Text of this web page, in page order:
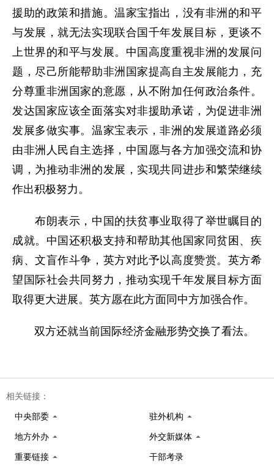
援助的政策和措施。温家宝指出，没有非洲的和平
与发展，就无法实现联合国千年发展目标，更谈不
上世界的和平与发展。中国高度重视非洲的发展问
题，尽己所能帮助非洲国家提高自主发展能力，充
分尊重非洲国家的意愿，从不附加任何政治条件。
发达国家应该全面落实对非援助承诺，为促进非洲
发展多做实事。温家宝表示，非洲的发展道路必须
由非洲人民自主选择，中国愿与各方加强交流和协
调，为推动非洲的发展，实现共同进步和繁荣继续
作出积极努力。
布朗表示，中国的扶贫事业取得了举世瞩目的
成就。中国还积极支持和帮助其他国家同贫困、疾
病、文盲作斗争，英方对此予以高度赞赏。英方希
望国际社会共同努力，推动实现千年发展目标方面
取得更大进展。英方愿在此方面同中方加强合作。
双方还就当前国际经济金融形势交换了看法。
相关链接：
中央部委 驻外机构
地方外办 外交新媒体
重要链接 干部考录